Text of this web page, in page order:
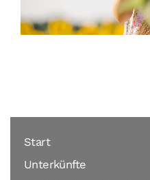
Start
Unterkünfte